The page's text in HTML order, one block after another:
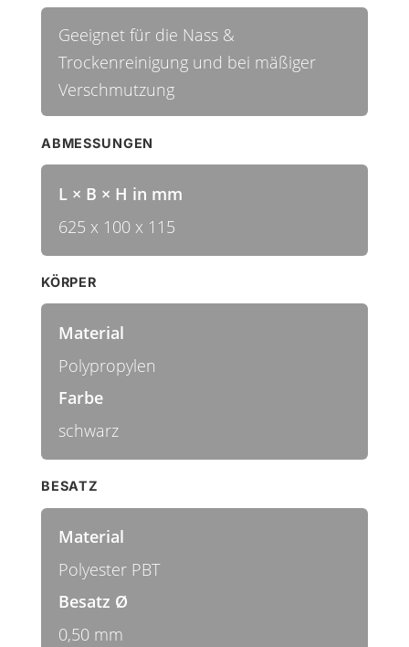
Geeignet für die Nass &
Trockenreinigung und bei mäßiger
Verschmutzung
ABMESSUNGEN
L × B × H in mm
625 x 100 x 115
KÖRPER
Material
Polypropylen
Farbe
schwarz
BESATZ
Material
Polyester PBT
Besatz Ø
0,50 mm